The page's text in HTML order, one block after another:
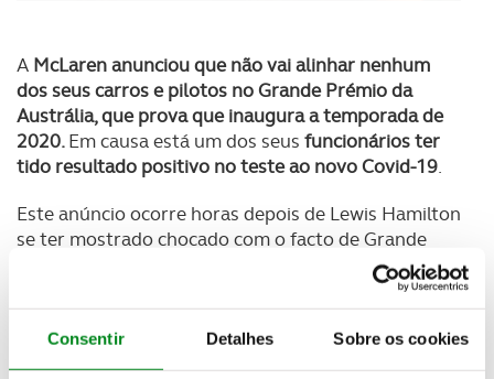
Consentir Detalhes Sobre os cookies
A McLaren anunciou que não vai alinhar nenhum
dos seus carros e pilotos no Grande Prémio da
Austrália, que prova que inaugura a temporada de
2020.Em causa está um dos seus funcionários ter
tido resultado positivo no teste ao novo Covid-19.
Este anúncio ocorre horas depois de Lewis Hamilton
se ter mostrado chocado com o facto de Grande
Prémio da Austrália, prova de abertura do
Campeonato do Mundo de Fórmula 1 de 2020, não
ser cancelado, ou adiado, pois então já se
registavam três elementos de diferentes equipas de
F1 de quarentena.